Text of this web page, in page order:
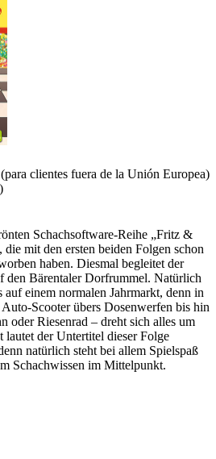
clientes fuera de la Unión Europea)
Schachsoftware-Reihe „Fritz &
mit den ersten beiden Folgen schon
haben. Diesmal begleitet der
den Bärentaler Dorfrummel. Natürlich
auf einem normalen Jahrmarkt, denn in
Scooter übers Dosenwerfen bis hin
oder Riesenrad – dreht sich alles um
lautet der Untertitel dieser Folge
natürlich steht bei allem Spielspaß
Schachwissen im Mittelpunkt.